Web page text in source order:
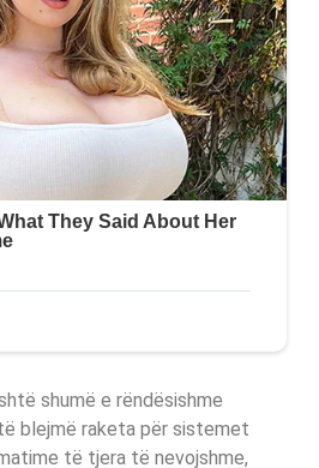
shumë e rëndësishme
blejmë raketa për sistemet
të tjera të nevojshme,